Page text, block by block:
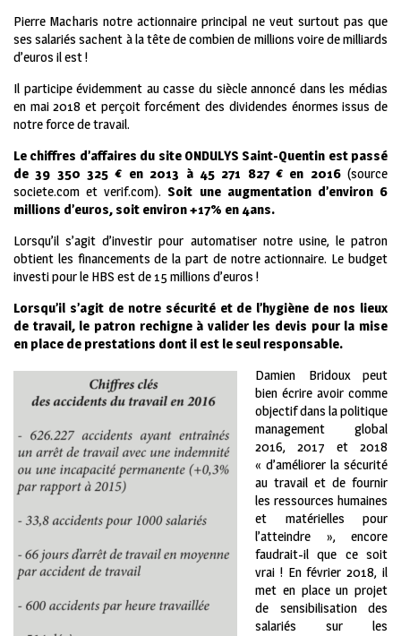
Pierre Macharis notre actionnaire principal ne veut surtout pas que
ses salariés sachent à la tête de combien de millions voire de milliards
d’euros il est !
Il participe évidemment au casse du siècle annoncé dans les médias
en mai 2018 et perçoit forcément des dividendes énormes issus de
notre force de travail.
Le chiffres d’affaires du site ONDULYS Saint-Quentin est passé
de 39 350 325 € en 2013 à 45 271 827 € en 2016 (source
societe.com et verif.com). Soit une augmentation d’environ 6
millions d’euros, soit environ +17% en 4ans.
Lorsqu’il s’agit d’investir pour automatiser notre usine, le patron
obtient les financements de la part de notre actionnaire. Le budget
investi pour le HBS est de 15 millions d’euros !
Lorsqu’il s’agit de notre sécurité et de l’hygiène de nos lieux
de travail, le patron rechigne à valider les devis pour la mise
en place de prestations dont il est le seul responsable.
Damien Bridoux peut
bien écrire avoir comme
objectif dans la politique
management global
2016, 2017 et 2018
« d’améliorer la sécurité
au travail et de fournir
les ressources humaines
et matérielles pour
l’atteindre », encore
faudrait-il que ce soit
vrai ! En février 2018, il
met en place un projet
de sensibilisation des
salariés sur les